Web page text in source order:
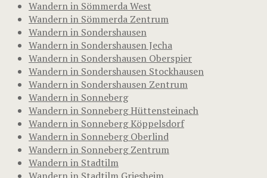
Wandern in Sömmerda West
Wandern in Sömmerda Zentrum
Wandern in Sondershausen
Wandern in Sondershausen Jecha
Wandern in Sondershausen Oberspier
Wandern in Sondershausen Stockhausen
Wandern in Sondershausen Zentrum
Wandern in Sonneberg
Wandern in Sonneberg Hüttensteinach
Wandern in Sonneberg Köppelsdorf
Wandern in Sonneberg Oberlind
Wandern in Sonneberg Zentrum
Wandern in Stadtilm